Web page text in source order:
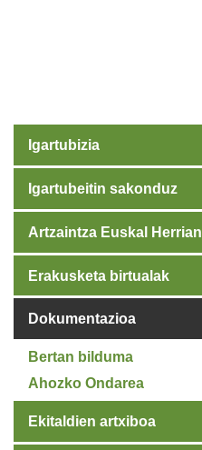
Igartubizia
Igartubeitin sakonduz
Artzaintza Euskal Herrian
Erakusketa birtualak
Dokumentazioa
Bertan bilduma
Ahozko Ondarea
Ekitaldien artxiboa